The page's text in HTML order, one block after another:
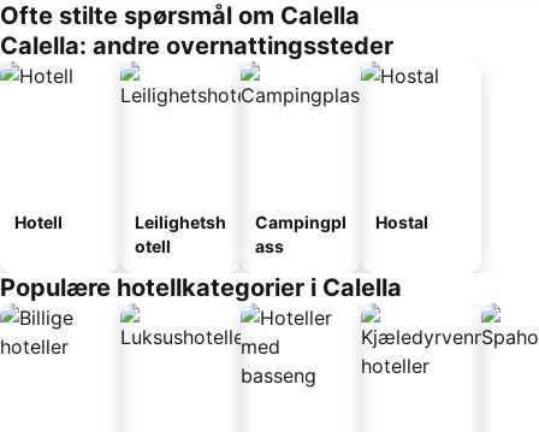
Ofte stilte spørsmål om Calella
Calella: andre overnattingssteder
Hotell
Leilighetsh
otell
Campingpl
ass
Hostal
Populære hotellkategorier i Calella